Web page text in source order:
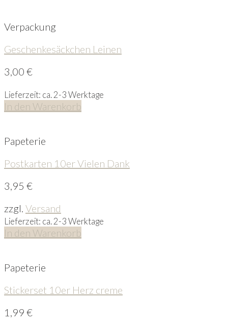
Verpackung
Geschenkesäckchen Leinen
3,00 €
Lieferzeit: ca. 2-3 Werktage
In den Warenkorb
Papeterie
Postkarten 10er Vielen Dank
3,95 €
zzgl. Versand
Lieferzeit: ca. 2-3 Werktage
In den Warenkorb
Papeterie
Stickerset 10er Herz creme
1,99 €